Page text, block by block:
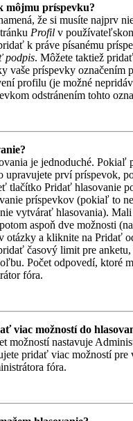
môjmu príspevku?
že si musíte najprv
Profil v
k práve písanému
podpis. Môžete taktiež
vaše príspevky označením
profilu (je možné
odstránením tohto
je jednoduché. Pokiaľ
upravujete prví príspevok,
tlačítko Pridať hlasovanie
príspevkov (pokiaľ to
vytvárať hlasovania).
aspoň dve možnosti
otázky a kliknite na Pridať
časový limit pre anketu,
Počet odpovedí, ktoré
fóra.
viac možností do
možností nastavuje
pridať viac možností pre
fóra.